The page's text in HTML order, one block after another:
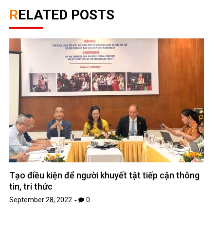
RELATED POSTS
Tạo điều kiện để người khuyết tật tiếp cận thông
tin, tri thức
September 28, 2022 0